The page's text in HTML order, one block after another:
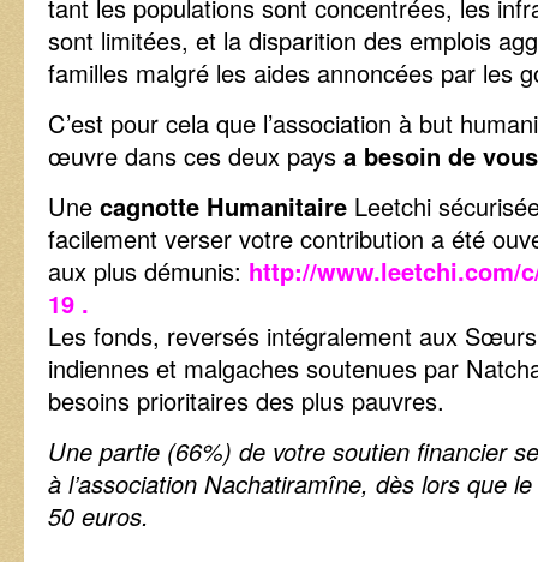
tant les populations sont concentrées, les
sont limitées, et la disparition des emplois
familles malgré les aides annoncées par les
C’est pour cela que l’association à but
œuvre dans ces deux pays a besoin de
Une cagnotte Humanitaire Leetchi
facilement verser votre contribution a été
aux plus démunis: http://www.leetchi.com/
19 .
Les fonds, reversés intégralement aux
indiennes et malgaches soutenues par
besoins prioritaires des plus pauvres.
Une partie (66%) de votre soutien financier
à l’association Nachatiramîne, dès lors que
50 euros.